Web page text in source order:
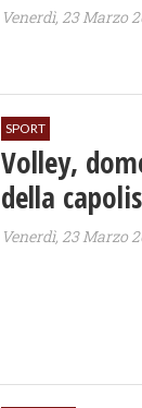
Venerdì, 23 Marzo
SPORT
Volley,
della
Venerdì, 23 Marzo